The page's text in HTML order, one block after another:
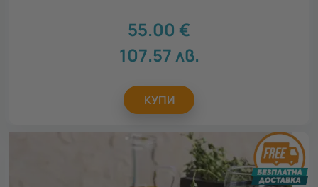
55.00 €
107.57лв.
КУПИ